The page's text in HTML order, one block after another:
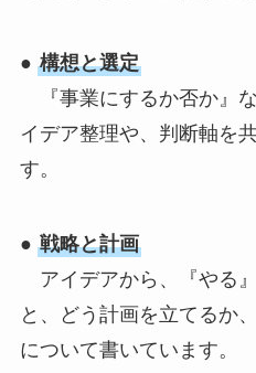
● 構想と選定
『事業にするか否か』
イデア整理や、判断軸を
す。
● 戦略と計画
アイデアから、『やる
と、どう計画を立てるか
について書いています。